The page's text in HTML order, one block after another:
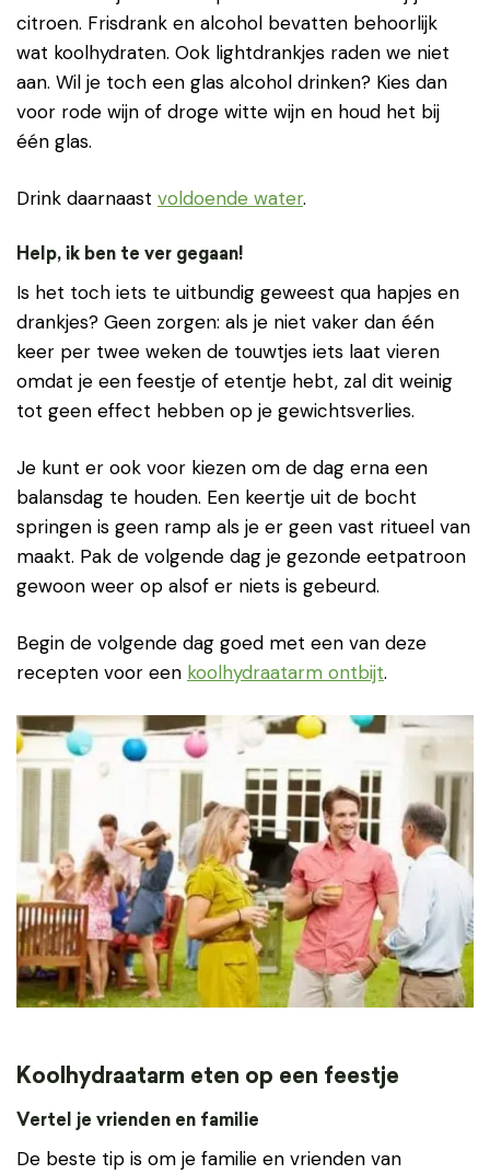
citroen. Frisdrank en alcohol bevatten behoorlijk
wat koolhydraten. Ook lightdrankjes raden we niet
aan. Wil je toch een glas alcohol drinken? Kies dan
voor rode wijn of droge witte wijn en houd het bij
één glas.
Drink daarnaast voldoende water.
Help, ik ben te ver gegaan!
Is het toch iets te uitbundig geweest qua hapjes en
drankjes? Geen zorgen: als je niet vaker dan één
keer per twee weken de touwtjes iets laat vieren
omdat je een feestje of etentje hebt, zal dit weinig
tot geen effect hebben op je gewichtsverlies.
Je kunt er ook voor kiezen om de dag erna een
balansdag te houden. Een keertje uit de bocht
springen is geen ramp als je er geen vast ritueel van
maakt. Pak de volgende dag je gezonde eetpatroon
gewoon weer op alsof er niets is gebeurd.
Begin de volgende dag goed met een van deze
recepten voor een koolhydraatarm ontbijt.
Koolhydraatarm eten op een feestje
Vertel je vrienden en familie
De beste tip is om je familie en vrienden van